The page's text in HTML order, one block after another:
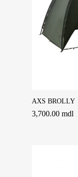
AXS BROLLY
3,700.00 mdl